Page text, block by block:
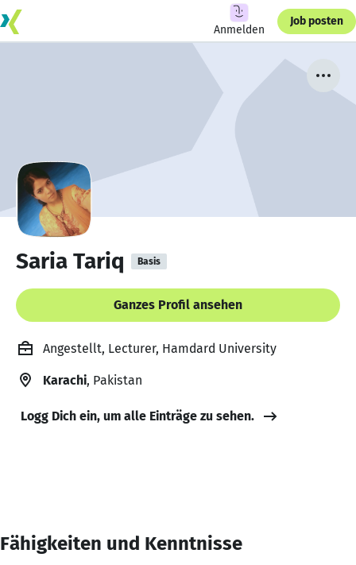
Anmelden
Job posten
Saria Tariq Basis
Ganzes Profil ansehen
Angestellt, Lecturer, Hamdard University
Karachi, Pakistan
Logg Dich ein, um alle Einträge zu sehen.
Fähigkeiten und Kenntnisse